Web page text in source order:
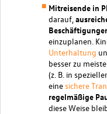
Mitreisende in
darauf,
einzuplanen.
Unterhaltung
besser zu
(z. B. in
einesichere
regelmäßige
diese Weise